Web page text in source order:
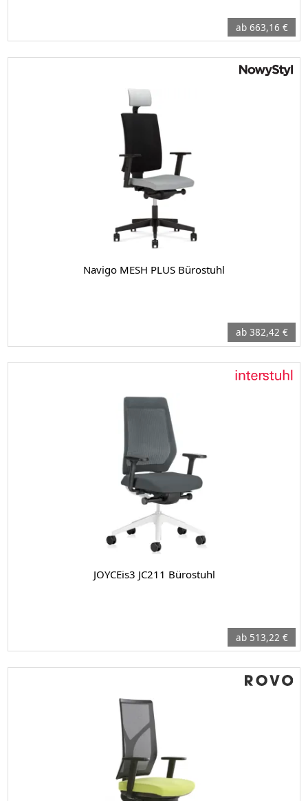
ab 663,16 €
Navigo MESH PLUS Bürostuhl
ab 382,42 €
JOYCEis3 JC211 Bürostuhl
ab 513,22 €